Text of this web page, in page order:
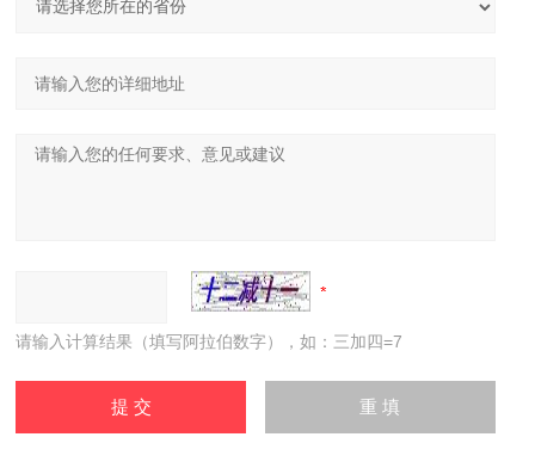
请输入计算结果（填写阿拉伯数字），如：三加四=7